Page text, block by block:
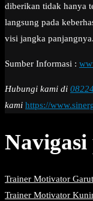
diberikan tidak hanya
langsung pada
visi jangka panjangnya.
Sumber Informasi :
Hubungi kami di
kami https://
Navigasi
Trainer Motivator Garut
Trainer Motivator